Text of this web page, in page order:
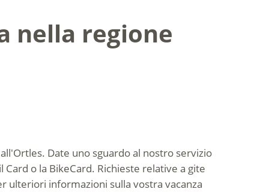
nella regione
Date uno sguardo al nostro servizio
Card o la BikeCard. Richieste relative a gite
ulteriori informazioni sulla vostra vacanza